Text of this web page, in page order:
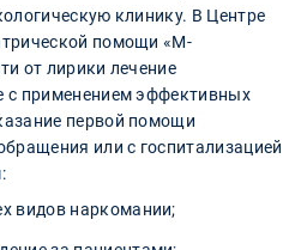
клинику. В Центре
помощи «М-
от лирики лечение
с применением эффективных
первой помощи
или с госпитализацией
видов наркомании;